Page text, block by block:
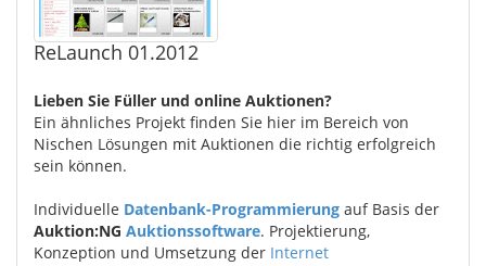
ReLaunch 01.2012
Lieben Sie Füller und online Auktionen?
Ein ähnliches Projekt finden Sie hier im Bereich von
Nischen Lösungen mit Auktionen die richtig erfolgreich
sein können.
Individuelle Datenbank-Programmierung auf Basis der
Auktion:NG Auktionssoftware. Projektierung,
Konzeption und Umsetzung der Internet